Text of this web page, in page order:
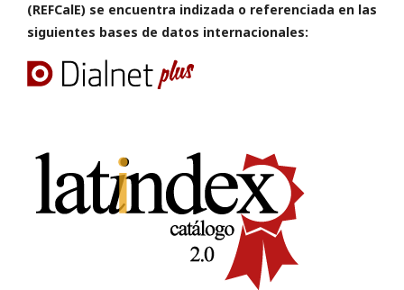
(REFCalE) se encuentra indizada o referenciada en las
siguientes bases de datos internacionales: